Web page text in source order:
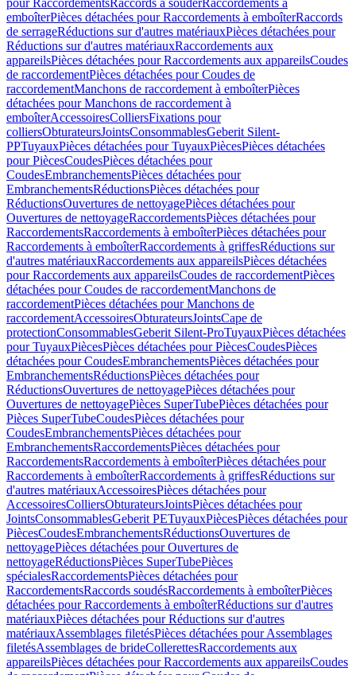
pour RaccordementsRaccords à souderRaccordements à
emboîterPièces détachées pour Raccordements à emboîterRaccords
de serrageRéductions sur d'autres matériauxPièces détachées pour
Réductions sur d'autres matériauxRaccordements aux
appareilsPièces détachées pour Raccordements aux appareilsCoudes
de raccordementPièces détachées pour Coudes de
raccordementManchons de raccordement à emboîterPièces
détachées pour Manchons de raccordement à
emboîterAccessoiresColliersFixations pour
colliersObturateursJointsConsommablesGeberit Silent-
PPTuyauxPièces détachées pour TuyauxPiècesPièces détachées
pour PiècesCoudesPièces détachées pour
CoudesEmbranchementsPièces détachées pour
EmbranchementsRéductionsPièces détachées pour
RéductionsOuvertures de nettoyagePièces détachées pour
Ouvertures de nettoyageRaccordementsPièces détachées pour
RaccordementsRaccordements à emboîterPièces détachées pour
Raccordements à emboîterRaccordements à griffesRéductions sur
d'autres matériauxRaccordements aux appareilsPièces détachées
pour Raccordements aux appareilsCoudes de raccordementPièces
détachées pour Coudes de raccordementManchons de
raccordementPièces détachées pour Manchons de
raccordementAccessoiresObturateursJointsCape de
protectionConsommablesGeberit Silent-ProTuyauxPièces détachées
pour TuyauxPiècesPièces détachées pour PiècesCoudesPièces
détachées pour CoudesEmbranchementsPièces détachées pour
EmbranchementsRéductionsPièces détachées pour
RéductionsOuvertures de nettoyagePièces détachées pour
Ouvertures de nettoyagePièces SuperTubePièces détachées pour
Pièces SuperTubeCoudesPièces détachées pour
CoudesEmbranchementsPièces détachées pour
EmbranchementsRaccordementsPièces détachées pour
RaccordementsRaccordements à emboîterPièces détachées pour
Raccordements à emboîterRaccordements à griffesRéductions sur
d'autres matériauxAccessoiresPièces détachées pour
AccessoiresColliersObturateursJointsPièces détachées pour
JointsConsommablesGeberit PETuyauxPiècesPièces détachées pour
PiècesCoudesEmbranchementsRéductionsOuvertures de
nettoyagePièces détachées pour Ouvertures de
nettoyageRéductionsPièces SuperTubePièces
spécialesRaccordementsPièces détachées pour
RaccordementsRaccords soudésRaccordements à emboîterPièces
détachées pour Raccordements à emboîterRéductions sur d'autres
matériauxPièces détachées pour Réductions sur d'autres
matériauxAssemblages filetésPièces détachées pour Assemblages
filetésAssemblages de brideCollerettesRaccordements aux
appareilsPièces détachées pour Raccordements aux appareilsCoudes